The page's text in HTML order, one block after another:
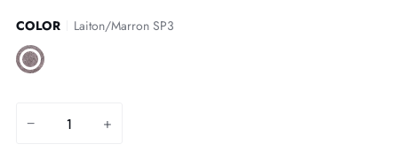
COLOR
Laiton/Marron SP3
Laiton/Marron
SP3
− +